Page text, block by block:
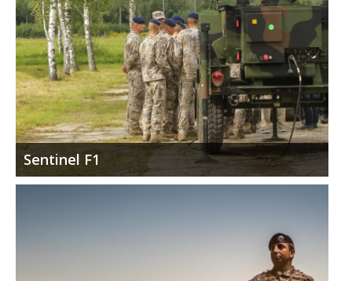
Sentinel F1